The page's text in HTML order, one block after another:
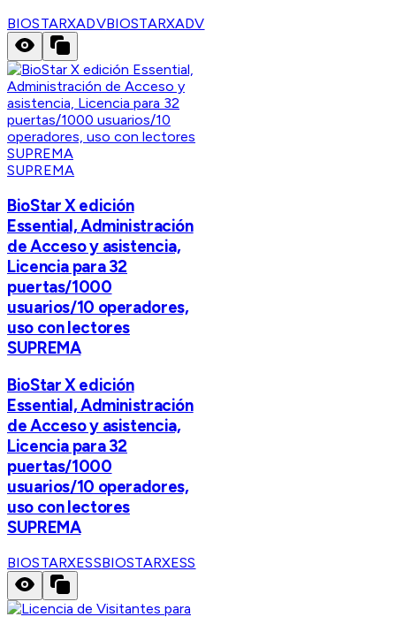
BIOSTARXADVBIOSTARXADV
SUPREMA
BioStar X edición
Essential, Administración
de Acceso y asistencia,
Licencia para 32
puertas/1000
usuarios/10 operadores,
uso con lectores
SUPREMA
BioStar X edición
Essential, Administración
de Acceso y asistencia,
Licencia para 32
puertas/1000
usuarios/10 operadores,
uso con lectores
SUPREMA
BIOSTARXESSBIOSTARXESS